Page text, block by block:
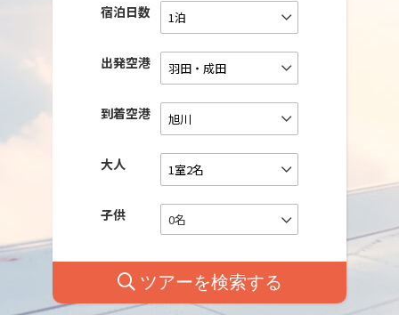
宿泊日数
出発空港
到着空港
大人
子供 0名